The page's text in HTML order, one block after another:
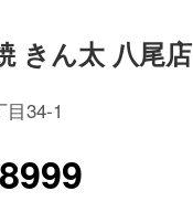
きん太 八尾店
34-1